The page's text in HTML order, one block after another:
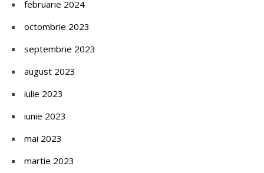
februarie 2024
octombrie 2023
septembrie 2023
august 2023
iulie 2023
iunie 2023
mai 2023
martie 2023